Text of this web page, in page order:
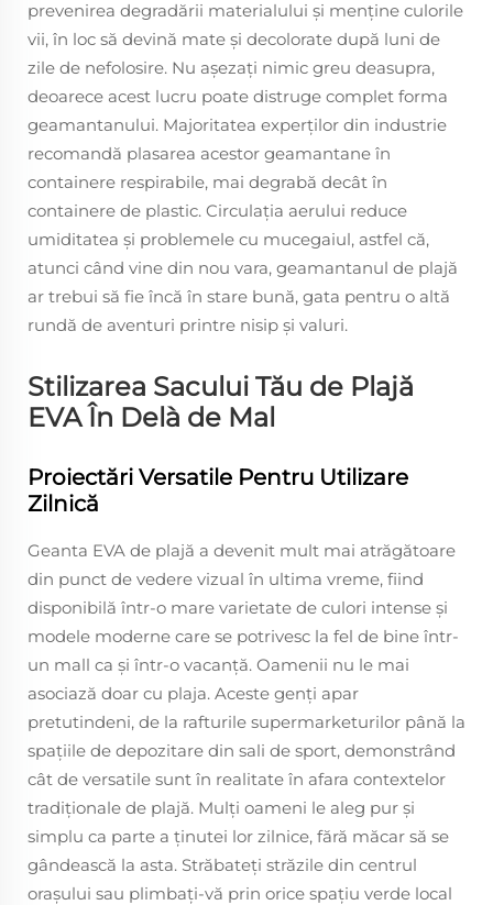
prevenirea degradării materialului și menține culorile
vii, în loc să devină mate și decolorate după luni de
zile de nefolosire. Nu așezați nimic greu deasupra,
deoarece acest lucru poate distruge complet forma
geamantanului. Majoritatea experților din industrie
recomandă plasarea acestor geamantane în
containere respirabile, mai degrabă decât în
containere de plastic. Circulația aerului reduce
umiditatea și problemele cu mucegaiul, astfel că,
atunci când vine din nou vara, geamantanul de plajă
ar trebui să fie încă în stare bună, gata pentru o altă
rundă de aventuri printre nisip și valuri.
Stilizarea Sacului Tău de Plajă
EVA În Delà de Mal
Proiectări Versatile Pentru Utilizare
Zilnică
Geanta EVA de plajă a devenit mult mai atrăgătoare
din punct de vedere vizual în ultima vreme, fiind
disponibilă într-o mare varietate de culori intense și
modele moderne care se potrivesc la fel de bine într-
un mall ca și într-o vacanță. Oamenii nu le mai
asociază doar cu plaja. Aceste genți apar
pretutindeni, de la rafturile supermarketurilor până la
spațiile de depozitare din sali de sport, demonstrând
cât de versatile sunt în realitate în afara contextelor
tradiționale de plajă. Mulți oameni le aleg pur și
simplu ca parte a ținutei lor zilnice, fără măcar să se
gândească la asta. Străbateți străzile din centrul
orașului sau plimbați-vă prin orice spațiu verde local